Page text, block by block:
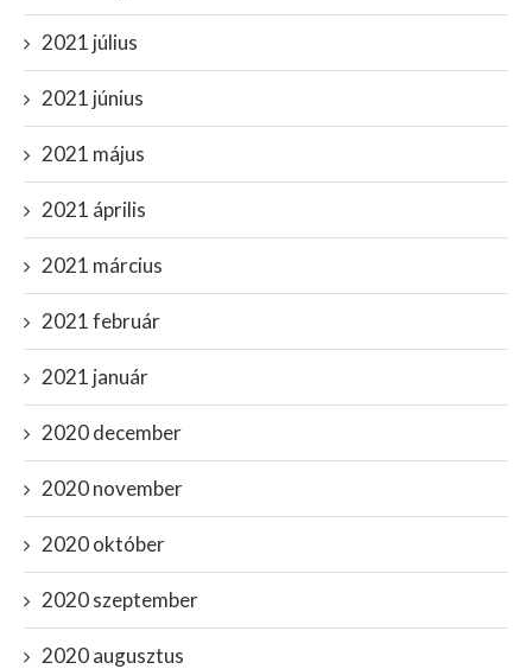
2021 július
2021 június
2021 május
2021 április
2021 március
2021 február
2021 január
2020 december
2020 november
2020 október
2020 szeptember
2020 augusztus